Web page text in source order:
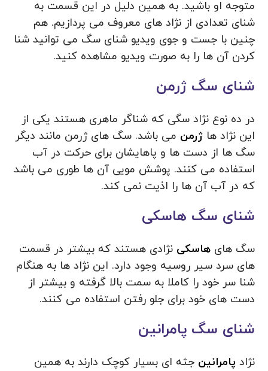
متوجه او باشید. به همین دلیل در این قسمت به
شنای تعدادی از نژاد های معروف می پردازیم. هم
چنین با جست و جوی ویدیو شنای سگ می توانید شنا
کردن آن ها را به صورت ویدیو مشاهده کنید.
شنای سگ ژرمن
در ده نوع نژاد سگی که شناگر ماهری هستند یکی از
این نژاد هاژرمن می باشد. سگ های ژرمن مانند دیگر
سگ ها از دست ها و پاهایشان برای حرکت در آب
استفاده می کنند. پوشش مویی آن ها طوری می باشد
که در آب آن ها را اذیت نمی کند.
شنای سگ هاسکی
سگ هایهاسکی نژادی هستند که بیشتر در قسمت
های سرد سیر روسیه وجود دارد. این نژاد ها به هنگام
شنا سر خود را کاملا به سمت بالا گرفته و بیشتر از
دست های خود برای جلو رفتن استفاده می کنند.
شنای سگ پامرانین
نژاد پامرانین جثه ای بسیار کوچک دارند به همین